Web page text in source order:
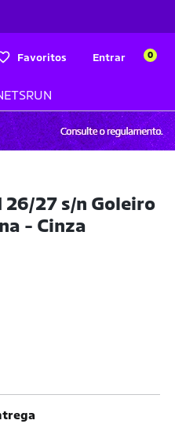
Favoritos Entrar 0
26/27 s/n Goleiro
- Cinza